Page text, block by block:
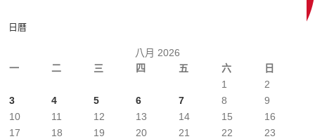
日曆
八月 2026
一
二 三 四 五 六 日
1
2
3
4 5 6 7 8
9
10
11 12 13 14 15
16
17
18 19 20 21 22
23